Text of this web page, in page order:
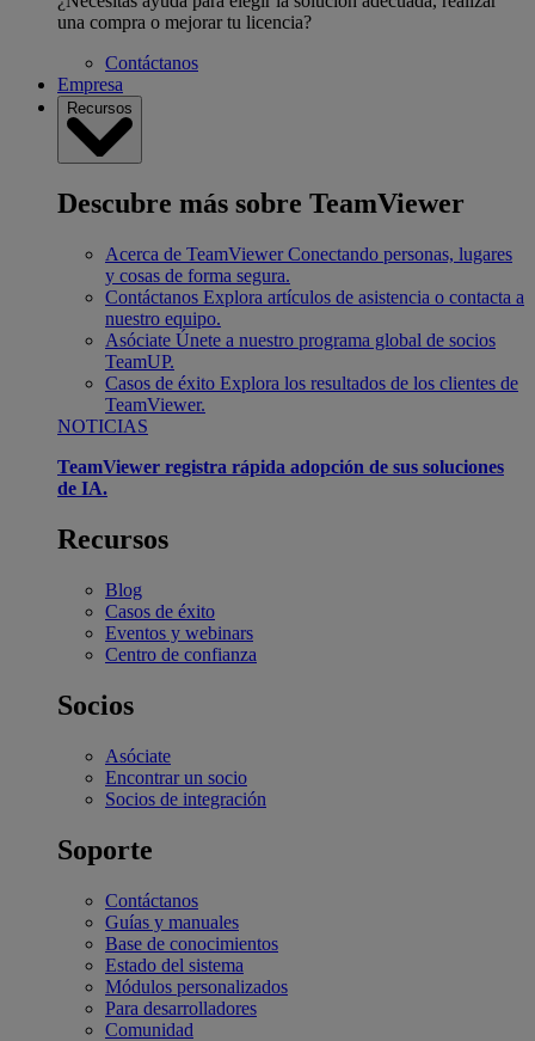
una compra o mejorar tu licencia?
Contáctanos
Empresa
Recursos
Descubre más sobre TeamViewer
Acerca de TeamViewer Conectando personas, lugares
y cosas de forma segura.
Contáctanos Explora artículos de asistencia o contacta a
nuestro equipo.
Asóciate Únete a nuestro programa global de socios
TeamUP.
Casos de éxito Explora los resultados de los clientes de
TeamViewer.
NOTICIAS
TeamViewer registra rápida adopción de sus soluciones
de IA.
Recursos
Blog
Casos de éxito
Eventos y webinars
Centro de confianza
Socios
Asóciate
Encontrar un socio
Socios de integración
Soporte
Contáctanos
Guías y manuales
Base de conocimientos
Estado del sistema
Módulos personalizados
Para desarrolladores
Comunidad